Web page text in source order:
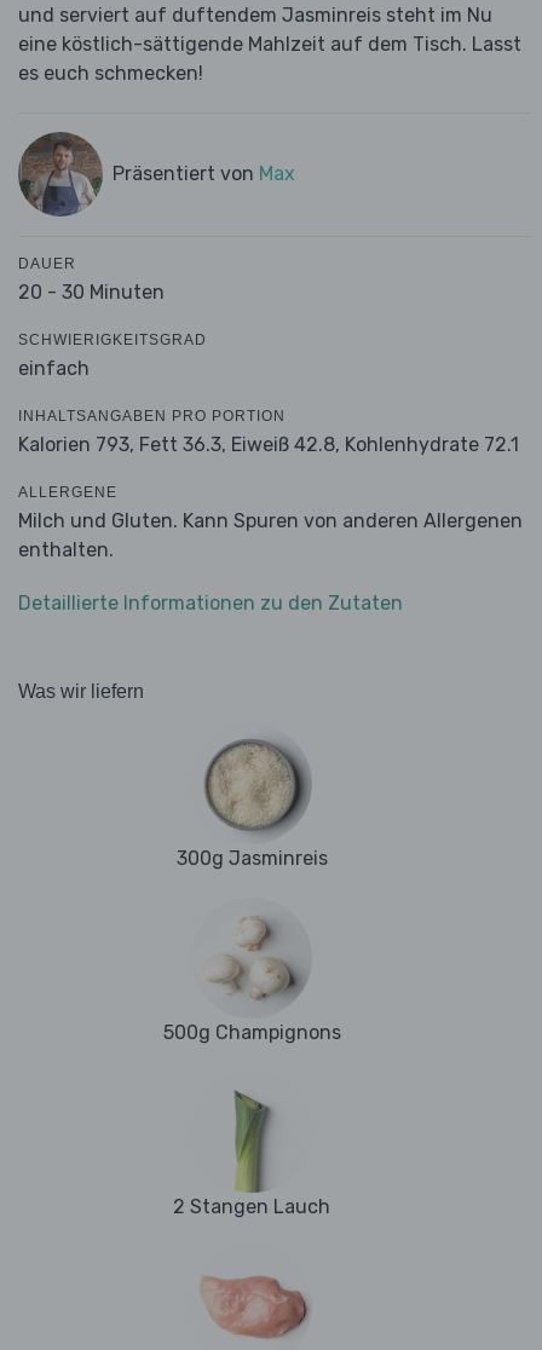
und serviert auf duftendem Jasminreis steht im Nu
eine köstlich-sättigende Mahlzeit auf dem Tisch. Lasst
es euch schmecken!
Präsentiert von Max
DAUER
20 - 30 Minuten
SCHWIERIGKEITSGRAD
einfach
INHALTSANGABEN PRO PORTION
Kalorien 793, Fett 36.3, Eiweiß 42.8, Kohlenhydrate 72.1
ALLERGENE
Milch und Gluten. Kann Spuren von anderen Allergenen
enthalten.
Detaillierte Informationen zu den Zutaten
Was wir liefern
300g Jasminreis
500g Champignons
2 Stangen Lauch